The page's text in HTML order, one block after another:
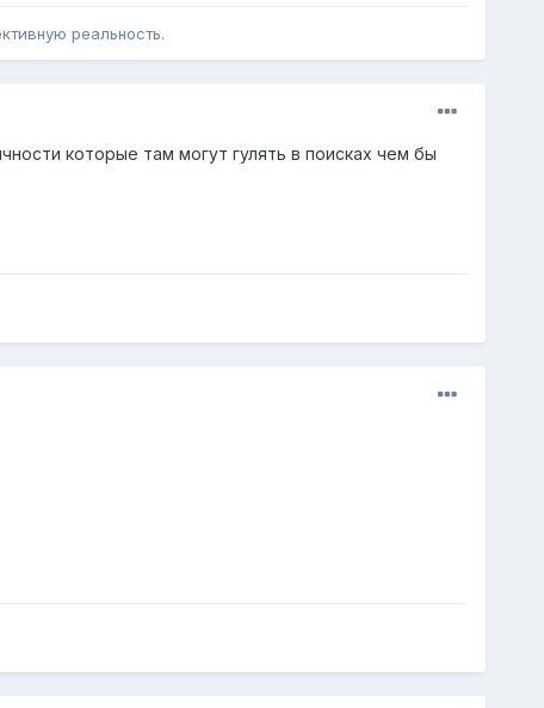
реальность.
которые там могут гулять в поисках чем бы